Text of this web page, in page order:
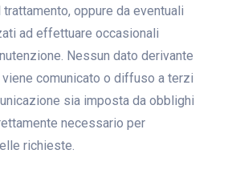
oppure da eventuali
ad effettuare occasionali
Nessun dato derivante
comunicato o diffuso a terzi
sia imposta da obblighi
necessario per
richieste.